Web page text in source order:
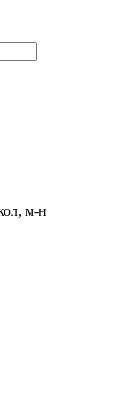
м-н